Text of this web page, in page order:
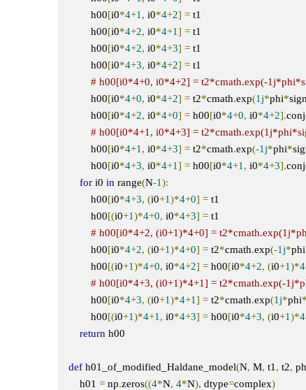
        h00
[i0*4+1 , i0*4+2] = t1
        h00
[i0*4+2, i0*4+1] = t1
        h00
[i0*4+2, i0*4+3] = t1
        h00
[i0*4+3, i0*4+2] = t1
# h00[i0*4+0, i0*4+2] = t2*cmath.exp(-
        h00
[i0*4+0, i0*4+2] = t2*cmath.exp(1j*phi*
        h00
[i0*4+2, i0*4+0] = h00[i0*4+0, i0*4+2].conj
# h00[i0*4+1, i0*4+3] =
        h00
[i0*4+1 , i0*4+3] = t2*cmath.exp(-1j*phi*
        h00
[i0*4+3, i0*4+1] = h00[i0*4+1 , i0*4+3].conj
for i0 in range(N-1):
        h00
[i0*4+3, (i0+1)*4+0] = t1
        h00
[(i0+1)*4+0, i0*4+3] = t1
# h00[i0*4+2, (i0+1)*4+0] =
        h00
[i0*4+2, (i0+1)*4+0] = t2*cmath.exp(-1j*phi
        h00
[(i0+1)*4+0, i0*4+2] = h00[i0*4+2, (i0+1)*4
# h00[i0*4+3, (i0+1)*4+1] = t2*cmath.exp(-
        h00
[i0*4+3, (i0+1)*4+1] = t2*cmath.exp(1j*phi
        h00
[(i0+1)*4+1 , i0*4+3] = h00[i0*4+3, (i0+1)*4
return h00
def h01_of_modified_Haldane_model(N, M, t1 , t2,
    h01
= np.zeros((4*N, 4*N), dtype=complex)